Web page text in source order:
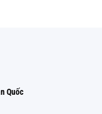
Quốc